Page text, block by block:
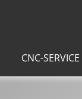
CNC-SERVICE